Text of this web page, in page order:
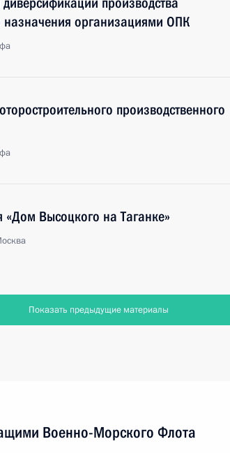
назначения организациями ОПК
производственного
Высоцкого на Таганке»
Показать предыдущие материалы
Военно-Морского Флота